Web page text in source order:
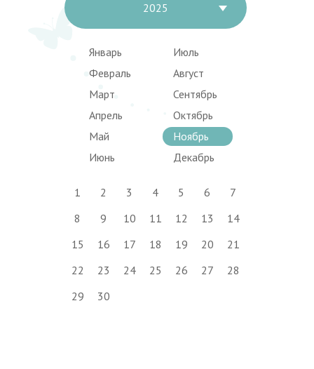
2025
Январь
Февраль
Март
Апрель
Май
Июнь
Июль
Август
Сентябрь
Октябрь
Ноябрь
Декабрь
1 2 3 4 5 6
7
8
9 10 11 12 13
14
15
16 17 18 19 20
21
22
23 24 25 26 27
28
29
30